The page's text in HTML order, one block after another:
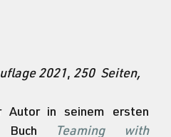
2021, 250  Seiten,
Autor in seinem ersten
Buch
Teaming with